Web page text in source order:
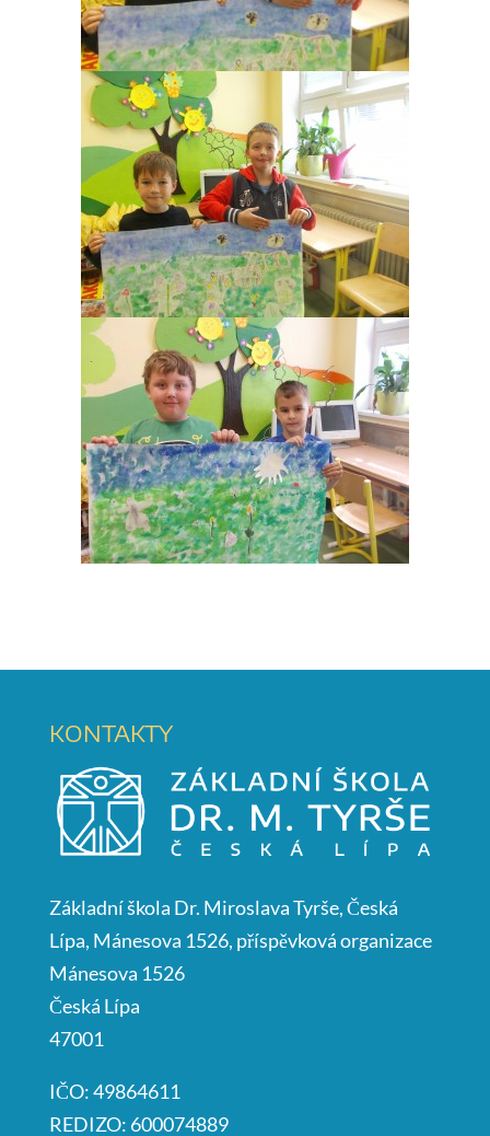
KONTAKTY
Základní škola Dr. Miroslava Tyrše, Česká
Lípa, Mánesova 1526, příspěvková organizace
Mánesova 1526
Česká Lípa
47001
IČO: 49864611
REDIZO: 600074889